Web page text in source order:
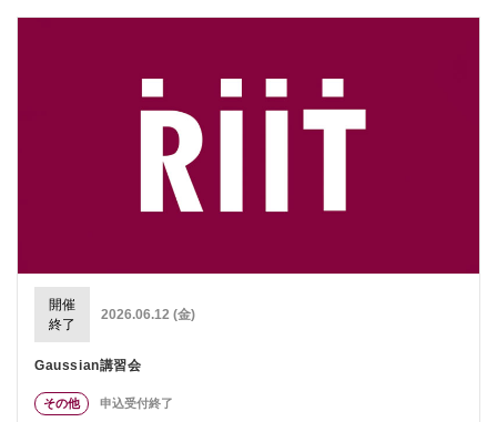
開催
終了
2026.06.12 (金)
Gaussian講習会
その他 申込受付終了